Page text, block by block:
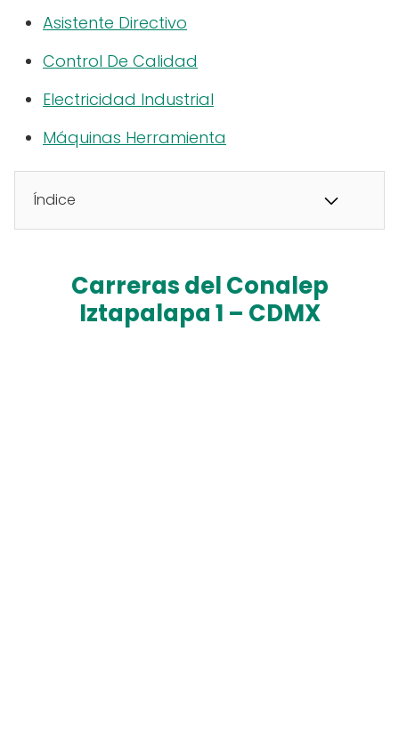
Asistente Directivo
Control De Calidad
Electricidad Industrial
Máquinas Herramienta
Índice
Carreras del Conalep
Iztapalapa 1 – CDMX